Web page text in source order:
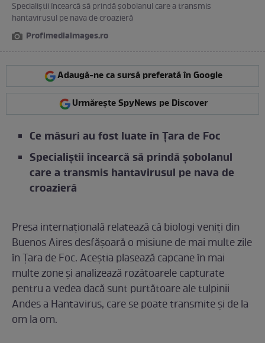
Specialiștii încearcă să prindă șobolanul care a transmis
hantavirusul pe nava de croazieră
Profimediaimages.ro
Adaugă-ne ca sursă preferată în Google
Urmărește SpyNews pe Discover
Ce măsuri au fost luate în Țara de Foc
Specialiștii încearcă să prindă șobolanul
care a transmis hantavirusul pe nava de
croazieră
Presa internațională relatează că biologi veniți din
Buenos Aires desfășoară o misiune de mai multe zile
în Țara de Foc. Aceștia plasează capcane în mai
multe zone și analizează rozătoarele capturate
pentru a vedea dacă sunt purtătoare ale tulpinii
Andes a Hantavirus, care se poate transmite și de la
om la om.